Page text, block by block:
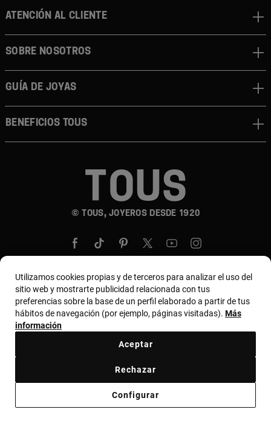
© TOUS, JOYEROS DESDE 1920
ATENCIÓN AL CLIENTE
SOBRE NOSOTROS
GUÍA DE JOYAS
BENEFICIOS TOUS
País y moneda:United States Of America / US
Dollar
Código ético de proveedores Bases MYTOUS
Utilizamos cookies propias y de terceros para analizar el uso del
sitio web y mostrarte publicidad relacionada con tus
preferencias sobre la base de un perfil elaborado a partir de tus
hábitos de navegación (por ejemplo, páginas visitadas). Más
información
Configurar
Rechazar
Aceptar